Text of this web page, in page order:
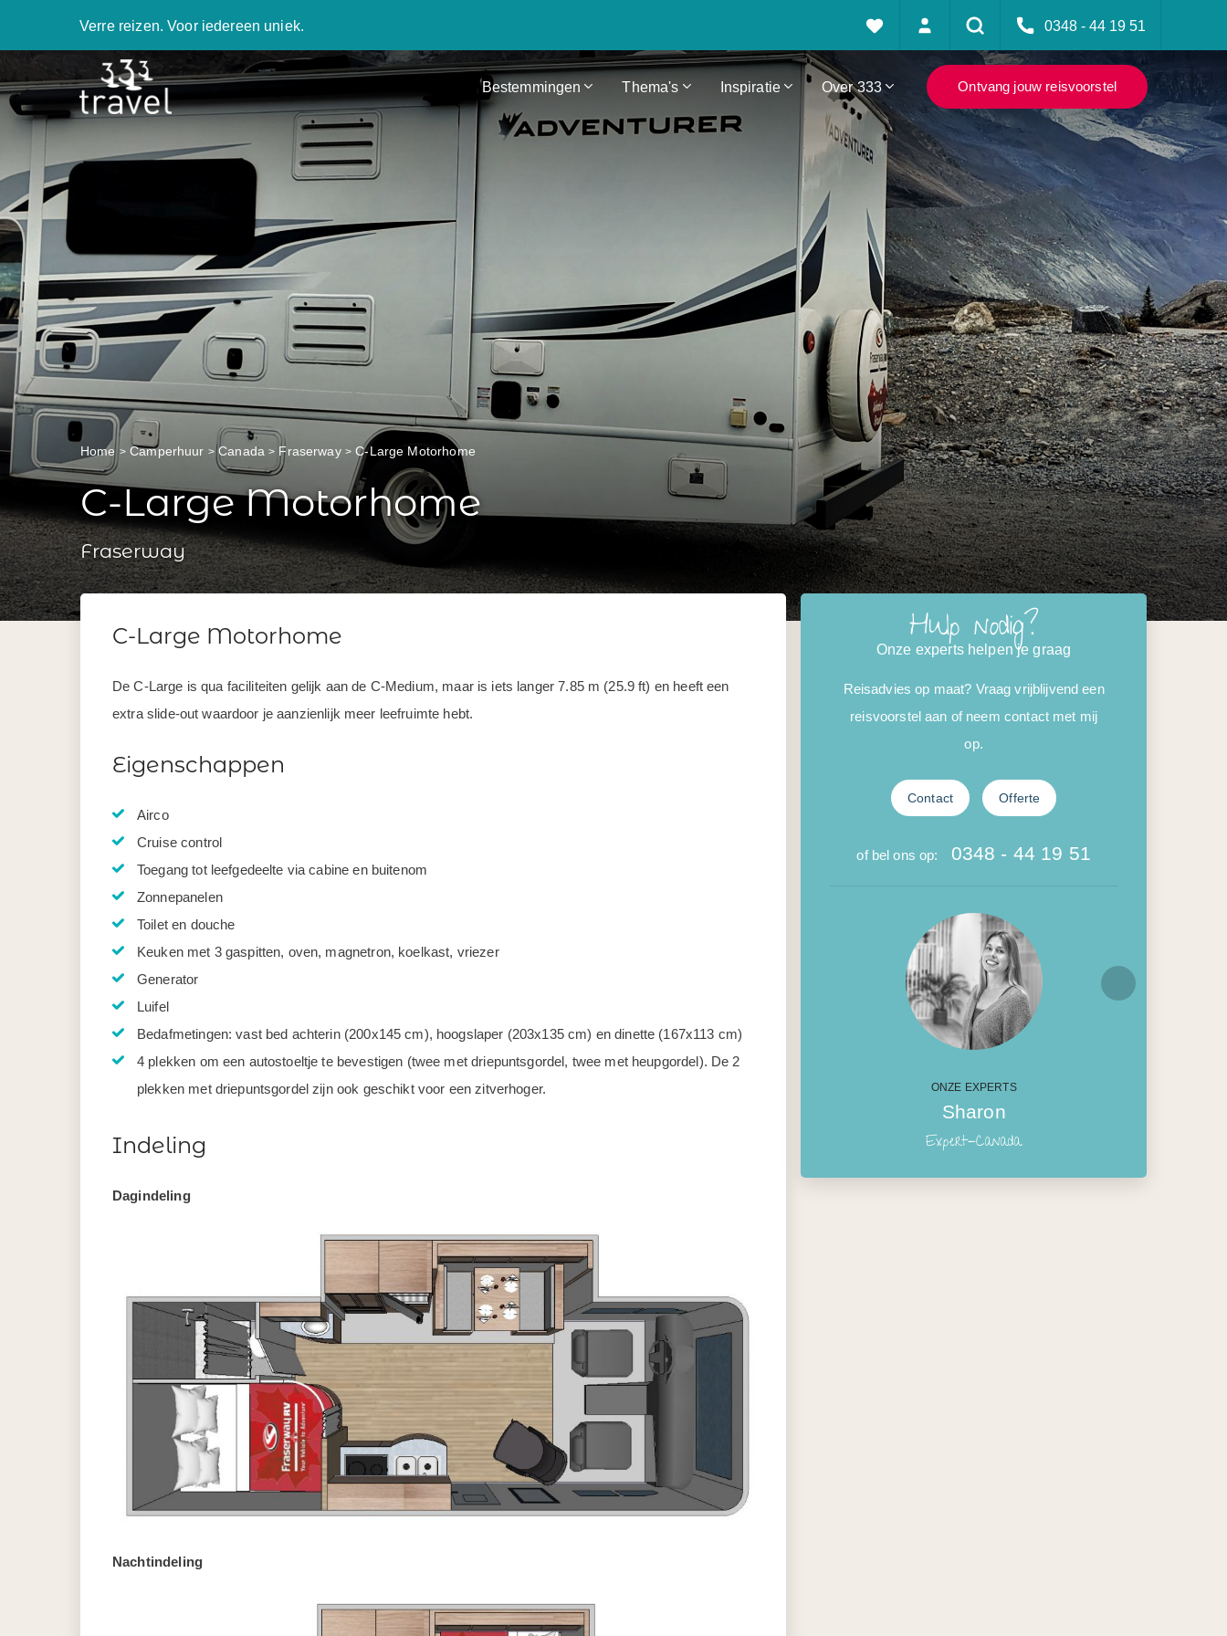
Verre reizen. Voor iedereen uniek. 0348 - 44 19 51
Bestemmingen Thema's Inspiratie Over 333 Ontvang jouw reisvoorstel
Home Camperhuur Canada Fraserway C-Large Motorhome
C-Large Motorhome
Fraserway
C-Large Motorhome
De C-Large is qua faciliteiten gelijk aan de C-Medium, maar is iets langer 7.85 m (25.9 ft) en heeft een
extra slide-out waardoor je aanzienlijk meer leefruimte hebt.
Eigenschappen
Airco
Cruise control
Toegang tot leefgedeelte via cabine en buitenom
Zonnepanelen
Toilet en douche
Keuken met 3 gaspitten, oven, magnetron, koelkast, vriezer
Generator
Luifel
Bedafmetingen: vast bed achterin (200x145 cm), hoogslaper (203x135 cm) en dinette (167x113 cm)
4 plekken om een autostoeltje te bevestigen (twee met driepuntsgordel, twee met heupgordel). De 2
plekken met driepuntsgordel zijn ook geschikt voor een zitverhoger.
Indeling
Dagindeling
Nachtindeling
Hulp nodig?
Onze experts helpen je graag
Reisadvies op maat? Vraag vrijblijvend een
reisvoorstel aan of neem contact met mij
op.
Contact Offerte
of bel ons op: 0348 - 44 19 51
ONZE EXPERTS
Sharon
Expert-Canada